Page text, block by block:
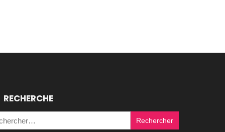
RECHERCHE
Rechercher :